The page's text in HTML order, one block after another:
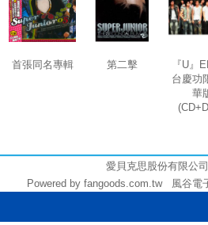
首張同名專輯 第二擊
『U』
台慶功
華
愛貝克思股份有限
by fangoods.com.tw 風谷電子商